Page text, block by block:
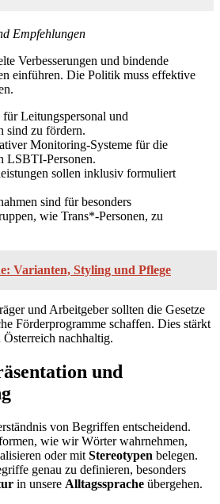
Empfehlungen
Verbesserungen und bindende
einführen. Die Politik muss effektive
Leitungspersonal und
sind zu fördern.
Monitoring-Systeme für die
LSBTI-Personen.
sollen inklusiv formuliert
sind für besonders
wie Trans*-Personen, zu
Varianten, Styling und Pflege
und Arbeitgeber sollten die Gesetze
Förderprogramme schaffen. Dies stärkt
Österreich nachhaltig.
und
von Begriffen entscheidend.
wie wir Wörter wahrnehmen,
oder mit Stereotypen belegen.
genau zu definieren, besonders
in unsere Alltagssprache übergehen.